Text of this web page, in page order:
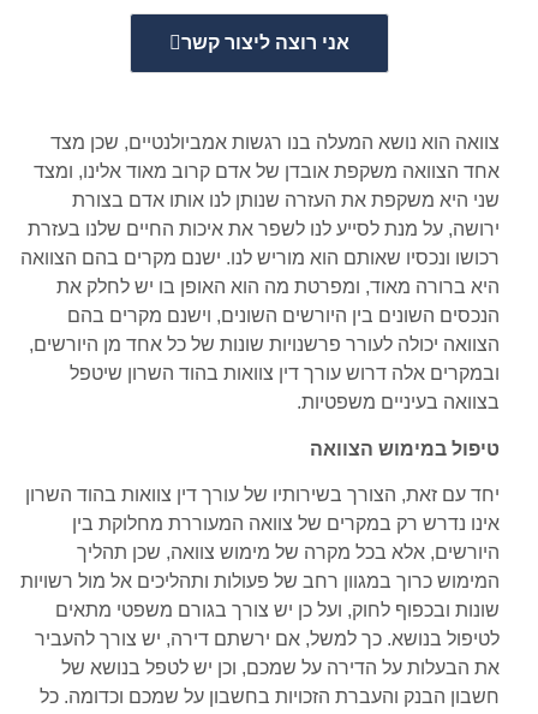
אני רוצה ליצור קשר
צוואה הוא נושא המעלה בנו רגשות אמביולנטיים, שכן מצד
אחד הצוואה משקפת אובדן של אדם קרוב מאוד אלינו, ומצד
שני היא משקפת את העזרה שנותן לנו אותו אדם בצורת
ירושה, על מנת לסייע לנו לשפר את איכות החיים שלנו בעזרת
רכושו ונכסיו שאותם הוא מוריש לנו. ישנם מקרים בהם הצוואה
היא ברורה מאוד, ומפרטת מה הוא האופן בו יש לחלק את
הנכסים השונים בין היורשים השונים, וישנם מקרים בהם
הצוואה יכולה לעורר פרשנויות שונות של כל אחד מן היורשים,
ובמקרים אלה דרוש עורך דין צוואות בהוד השרון שיטפל
בצוואה בעיניים משפטיות.
טיפול במימוש הצוואה
יחד עם זאת, הצורך בשירותיו של עורך דין צוואות בהוד השרון
אינו נדרש רק במקרים של צוואה המעוררת מחלוקת בין
היורשים, אלא בכל מקרה של מימוש צוואה, שכן תהליך
המימוש כרוך במגוון רחב של פעולות ותהליכים אל מול רשויות
שונות ובכפוף לחוק, ועל כן יש צורך בגורם משפטי מתאים
לטיפול בנושא. כך למשל, אם ירשתם דירה, יש צורך להעביר
את הבעלות על הדירה על שמכם, וכן יש לטפל בנושא של
חשבון הבנק והעברת הזכויות בחשבון על שמכם וכדומה. כל